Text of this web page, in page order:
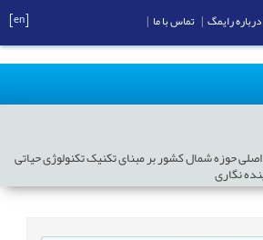
حوزه شمال کشور بر مبنای تکنیک تکنولوژی حیاتی
نگاری
درباره رایمگ تماس با ما